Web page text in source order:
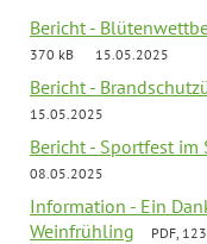
Bericht -
370 kB
15.05.2025
Bericht -
15.05.2025
Bericht - Sportfest im
08.05.2025
Information - Ein
Weinfrühling
PDF,